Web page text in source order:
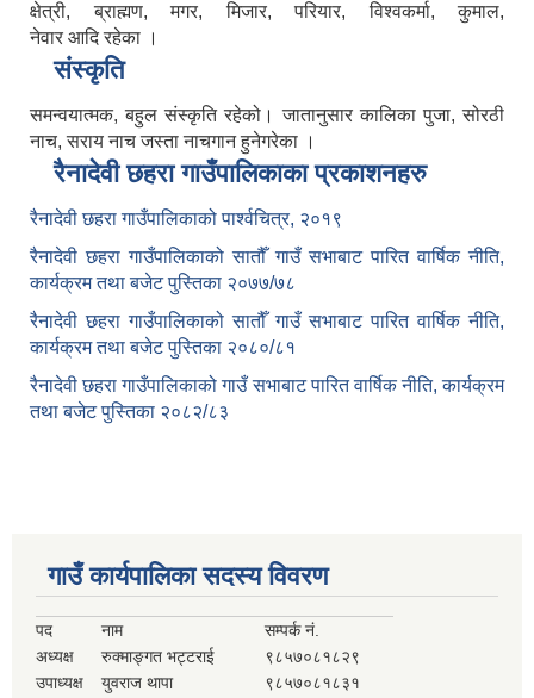
क्षेत्री, ब्राह्मण, मगर, मिजार, परियार, विश्वकर्मा, कुमाल,
नेवार आदि रहेका ।
संस्कृति
समन्वयात्मक, बहुल संस्कृति रहेको। जातानुसार कालिका पुजा, सोरठी
नाच, सराय नाच जस्ता नाचगान हुनेगरेका ।
रैनादेवी छहरा गाउँपालिकाका प्रकाशनहरु
रैनादेवी छहरा गाउँपालिकाको पार्श्वचित्र, २०१९
रैनादेवी छहरा गाउँपालिकाको सातौँ गाउँ सभाबाट पारित वार्षिक नीति,
कार्यक्रम तथा बजेट पुस्तिका २०७७/७८
रैनादेवी छहरा गाउँपालिकाको सातौँ गाउँ सभाबाट पारित वार्षिक नीति,
कार्यक्रम तथा बजेट पुस्तिका २०८०/८१
रैनादेवी छहरा गाउँपालिकाको गाउँ सभाबाट पारित वार्षिक नीति, कार्यक्रम
तथा बजेट पुस्तिका २०८२/८३
गाउँ कार्यपालिका सदस्य विवरण
पद नाम
सम्पर्क नं.
अध्यक्ष
रुक्माङ्गत भट्टराई
९८५७०८१८२९
उपाध्यक्ष
युवराज थापा
९८५७०८१८३१